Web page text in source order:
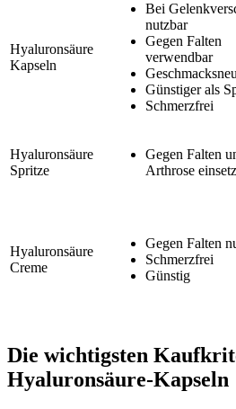
Hyaluronsäure
Kapseln
Bei
nutzbar
Gegen Falten
verwendbar
Günstiger als
Schmerzfrei
Hyaluronsäure
Spritze
Gegen Falten
Arthrose
Hyaluronsäure
Creme
Gegen Falten
Schmerzfrei
Günstig
Die wichtigsten
Hyaluronsäure-Kapseln